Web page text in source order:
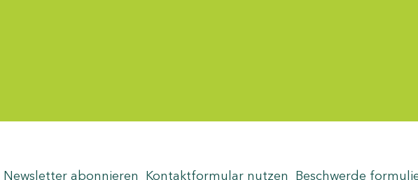
Newsletter abonnieren Kontaktformular nutzen Beschwerde